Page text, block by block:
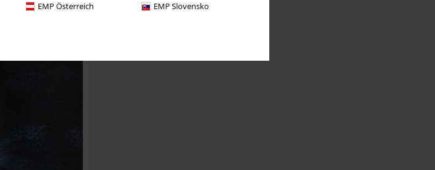
EMP Österreich EMP Slovensko